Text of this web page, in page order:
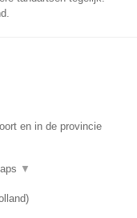
en in de provincie
▼
)